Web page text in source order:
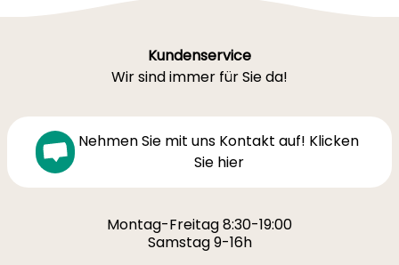
Kundenservice
Wir sind immer für Sie da!
Nehmen Sie mit uns Kontakt auf! Klicken
Sie hier
Montag-Freitag 8:30-19:00
Samstag 9-16h